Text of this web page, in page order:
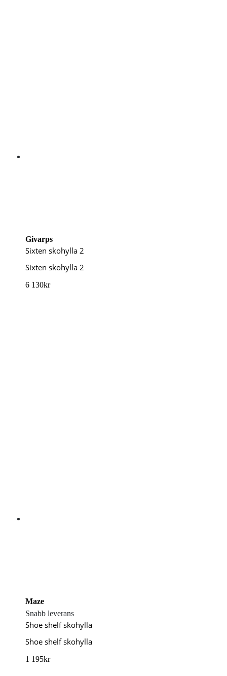
Givarps
Sixten skohylla 2
Sixten skohylla 2
6 130kr
Maze
Snabb leverans
Shoe shelf skohylla
Shoe shelf skohylla
1 195kr